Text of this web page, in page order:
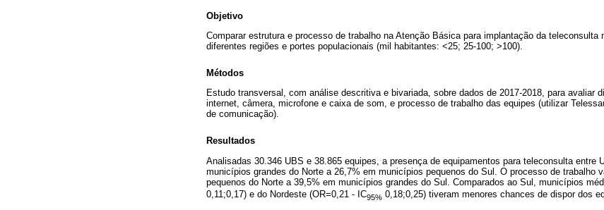
Objetivo
Comparar estrutura e processo de trabalho na Atenção Básica para implantação da teleconsulta
diferentes regiões e portes populacionais (mil habitantes: <25; 25-100; >100).
Métodos
Estudo transversal, com análise descritiva e bivariada, sobre dados de 2017-2018, para avaliar
internet, câmera, microfone e caixa de som, e processo de trabalho das equipes (utilizar
de comunicação).
Resultados
Analisadas 30.346 UBS e 38.865 equipes, a presença de equipamentos para teleconsulta entre
municípios grandes do Norte a 26,7% em municípios pequenos do Sul. O processo de trabalho
pequenos do Norte a 39,5% em municípios grandes do Sul. Comparados ao Sul, municípios
0,11;0,17) e do Nordeste (OR=0,21 - IC95% 0,18;0,25) tiveram menores chances de dispor dos